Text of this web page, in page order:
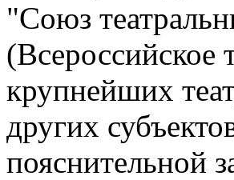
"Союз
(Всероссийское
крупнейших
других
пояснительной